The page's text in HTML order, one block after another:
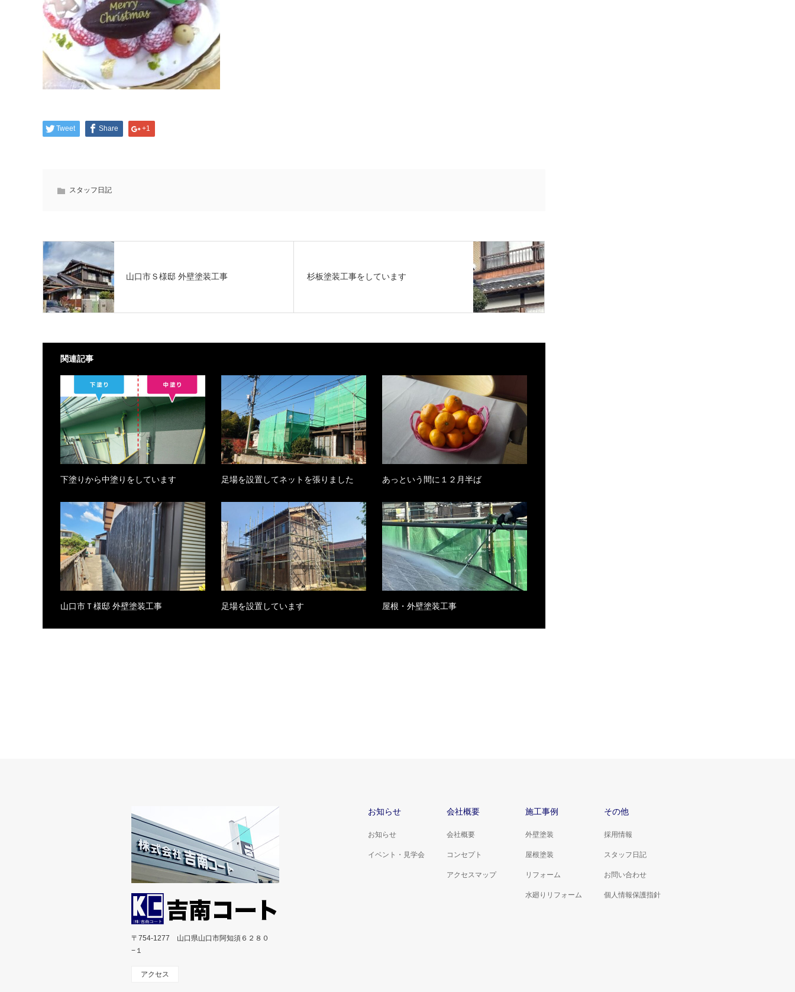
Tweet Share +1
スタッフ日記
山口市Ｓ様邸 外壁塗装工事 杉板塗装工事をしています
関連記事
下塗りから中塗りをしています 足場を設置してネットを張りました あっという間に１２月半ば
山口市Ｔ様邸 外壁塗装工事 足場を設置しています 屋根・外壁塗装工事
お知らせ
お知らせ
イベント・見学会
会社概要
会社概要
コンセプト
アクセスマップ
施工事例
外壁塗装
屋根塗装
リフォーム
水廻りリフォーム
その他
採用情報
スタッフ日記
お問い合わせ
個人情報保護指針
〒754-1277 山口県山口市阿知須６２８０
−１
アクセス